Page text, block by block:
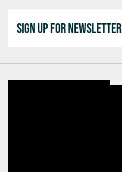
SIGN UP FOR NEWSLETTER